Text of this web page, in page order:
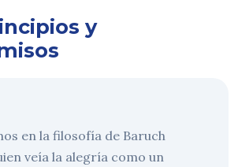
y
en la filosofía de Baruch
veía la alegría como un